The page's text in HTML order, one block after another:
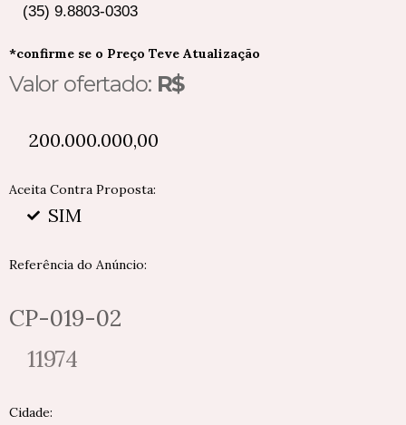
(35) 9.8803-0303
*confirme se o Preço Teve Atualização
Valor ofertado: R$
200.000.000,00
Aceita Contra Proposta:
SIM
Referência do Anúncio:
CP-019-02
11974
Cidade: